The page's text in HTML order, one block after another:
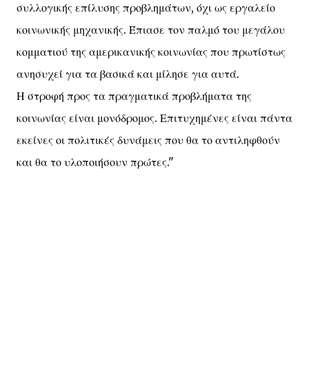
συλλογικής επίλυσης προβλημάτων, όχι ως εργαλείο
κοινωνικής μηχανικής. Έπιασε τον παλμό του μεγάλου
κομματιού της αμερικανικής κοινωνίας που πρωτίστως
ανησυχεί για τα βασικά και μίλησε για αυτά.
Η στροφή προς τα πραγματικά προβλήματα της
κοινωνίας είναι μονόδρομος. Επιτυχημένες είναι πάντα
εκείνες οι πολιτικές δυνάμεις που θα το αντιληφθούν
και θα το υλοποιήσουν πρώτες."